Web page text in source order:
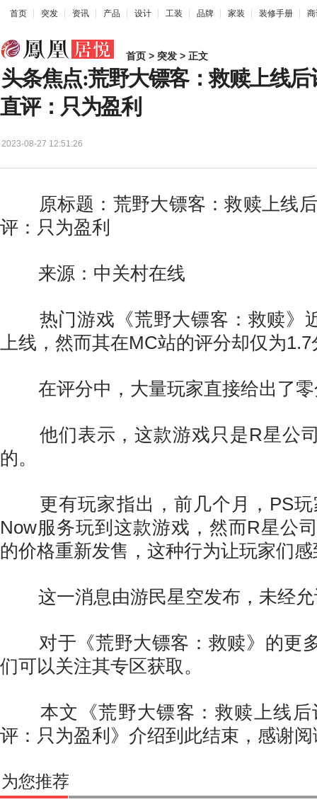
首页 突发 资讯 产品 设计 工装 品牌 家装 装修手册
首页 > 突发 > 正文
头条焦点:荒野大镖客：救赎上线后
直评：只为盈利
2023-08-27 12:51:26
原标题：荒野大镖客：救赎上线后
评：只为盈利
来源：中关村在线
热门游戏《荒野大镖客：救赎》
上线，然而其在MC站的评分却仅为1.7
在评分中，大量玩家直接给出了零
他们表示，这款游戏只是R星公
的。
更有玩家指出，前几个月，PS玩
Now服务玩到这款游戏，然而R星公
的价格重新发售，这种行为让玩家们
这一消息由游民星空发布，未经允
对于《荒野大镖客：救赎》的更
们可以关注其专区获取。
本文《荒野大镖客：救赎上线后
评：只为盈利》介绍到此结束，感谢阅
为您推荐